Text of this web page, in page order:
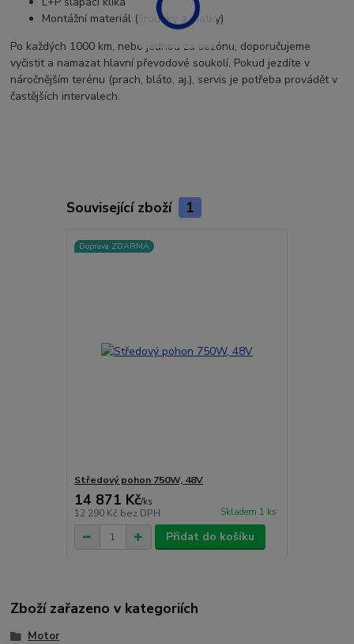
Montážní materiál (šroubky a matky)
Po každých 1000 km, nebo jednou za sezónu, doporučujeme
vyčistit a namazat hlavní převodové soukolí. Pokud jezdíte v
náročnějším terénu (prach, bláto, aj.), servis je potřeba provádět v
častějších intervalech.
Související zboží 1
Doprava ZDARMA
Středový pohon 750W, 48V
14 871 Kč/ks
12 290 Kč bez DPH Skladem 1 ks
Přidat do košíku
Zboží zařazeno v kategoriích
Motor